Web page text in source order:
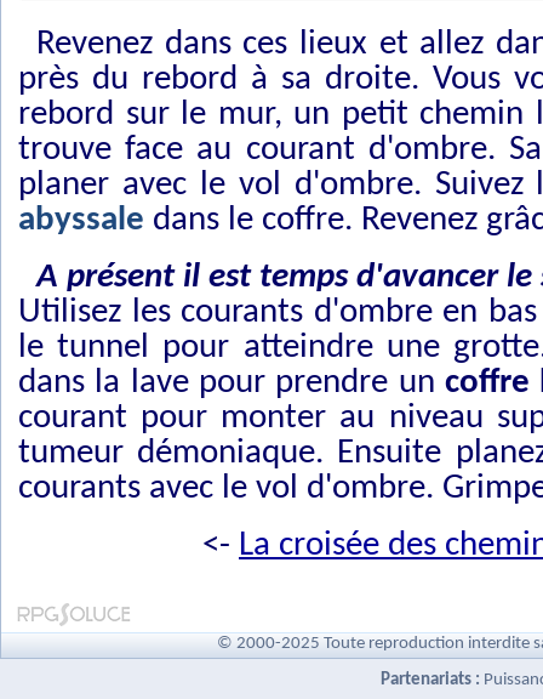
Revenez dans ces lieux et allez
près du rebord à sa droite. Vous
rebord sur le mur, un petit chemin
trouve face au courant d'ombre.
planer avec le vol d'ombre.
abyssale dans le coffre. Revenez
A présent il est temps d'avancer le
Utilisez les courants d'ombre en
le tunnel pour atteindre une
dans la lave pour prendre un coffre
courant pour monter au niveau
tumeur démoniaque. Ensuite
courants avec le vol d'ombre.
<- La croisée des
© 2000-2025 Toute reproduction interdite
Partenariats :